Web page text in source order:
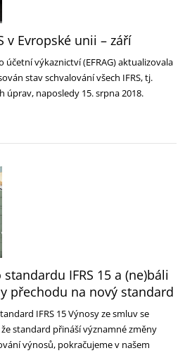
v Evropské unii – září
výkaznictví (EFRAG) aktualizovala
stav schvalování všech IFRS, tj.
úprav, naposledy 15. srpna 2018.
IFRS 15 a (ne)báli
přechodu na nový standard
IFRS 15 Výnosy ze smluv se
standard přináší významné změny
výnosů, pokračujeme v našem